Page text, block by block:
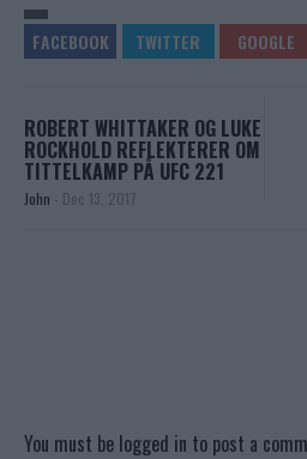
ROBERT WHITTAKER OG LUKE
ROCKHOLD REFLEKTERER OM
TITTELKAMP PÅ UFC 221
John - Dec 13, 2017
You must be logged in to post a